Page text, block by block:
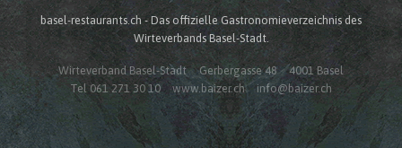
basel-restaurants.ch - Das offizielle Gastronomieverzeichnis des
Wirteverbands Basel-Stadt.
Wirteverband Basel-Stadt Gerbergasse 48
4001 Basel
Tel 061 271 30 10
www.baizer.ch info@baizer.ch